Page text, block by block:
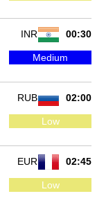
00:30
INR
Medium
02:00
RUB
Low
02:45
EUR
Low